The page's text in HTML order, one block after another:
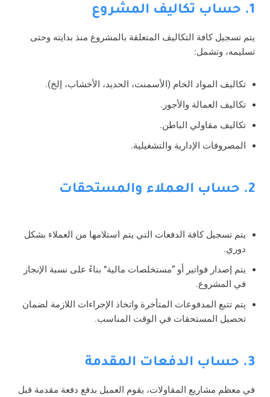
1. حساب تكاليف المشروع
يتم تسجيل كافة التكاليف المتعلقة بالمشروع منذ بدايته وحتى
تسليمه، وتشمل:
تكاليف المواد الخام (الأسمنت، الحديد، الأخشاب، إلخ).
تكاليف العمالة والأجور.
تكاليف مقاولي الباطن.
المصروفات الإدارية والتشغيلية.
2. حساب العملاء والمستحقات
يتم تسجيل كافة الدفعات التي يتم استلامها من العملاء بشكل
دوري.
يتم إصدار فواتير أو “مستخلصات مالية” بناءً على نسبة الإنجاز
في المشروع.
يتم تتبع المدفوعات المتأخرة واتخاذ الإجراءات اللازمة لضمان
تحصيل المستحقات في الوقت المناسب.
3. حساب الدفعات المقدمة
في معظم مشاريع المقاولات، يقوم العميل بدفع دفعة مقدمة قبل